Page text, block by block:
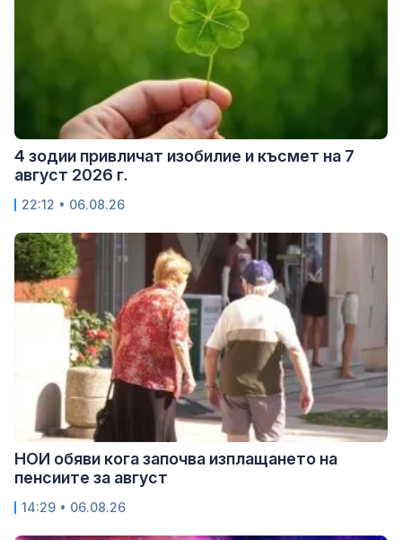
4 зодии привличат изобилие и късмет на 7
август 2026 г.
22:12 • 06.08.26
НОИ обяви кога започва изплащането на
пенсиите за август
14:29 • 06.08.26